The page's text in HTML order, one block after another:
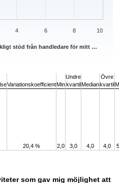
stöd från handledare för mitt …
4 6 8 10
VariationskoefficientMin
Undre
kvartilMedian
Övre
kvartil
20,4 % 2,0 3,0 4,0 4,0
som gav mig möjlighet att